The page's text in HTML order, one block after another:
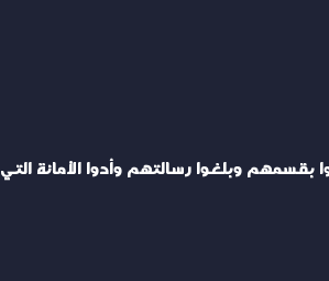
بقسمهم وبلغوا رسالتهم وأدوا الأمانة التي